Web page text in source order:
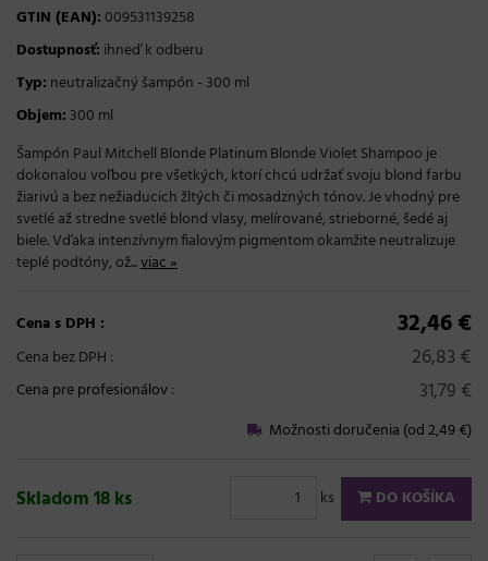
GTIN (EAN):009531139258
Dostupnosť: ihneď k odberu
Typ: neutralizačný šampón - 300 ml
Objem: 300 ml
Šampón Paul Mitchell Blonde Platinum Blonde Violet Shampoo je
dokonalou voľbou pre všetkých, ktorí chcú udržať svoju blond farbu
žiarivú a bez nežiaducich žltých či mosadzných tónov. Je vhodný pre
svetlé až stredne svetlé blond vlasy, melírované, strieborné, šedé aj
biele. Vďaka intenzívnym fialovým pigmentom okamžite neutralizuje
teplé podtóny, ož...viac »
Cena s DPH : 32,46 €
Cena bez DPH : 26,83 €
Cena pre profesionálov: 31,79 €
Možnosti doručenia (od 2,49 €)
Skladom 18 ks ks DO KOŠÍKA